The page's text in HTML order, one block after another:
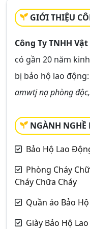
GIỚI THIỆU
Công Ty TNHH
có gần 20 năm
bị bảo hộ lao động:
amwtj nạ phòng
NGÀNH
Bảo Hộ Lao
Phòng Cháy
Cháy Chữa Cháy
Quần áo Bảo
Giày Bảo Hộ